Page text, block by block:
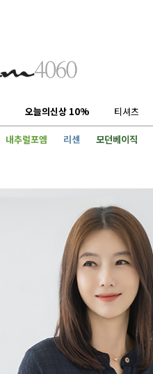
오늘의신상 10% 티셔츠
내추럴포엠 리센 모던베이직